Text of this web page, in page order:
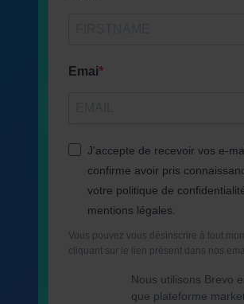
Emai
J'accepte de recevoir vos e-
confirme avoir pris
votre politique de
mentions légales.
Vous pouvez vous désinscrire à tout
cliquant sur le lien présent dans nos
Nous utilisons Brevo
que plateforme